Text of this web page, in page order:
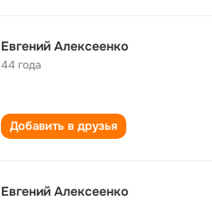
Евгений Алексеенко
44 года
Добавить в друзья
Евгений Алексеенко